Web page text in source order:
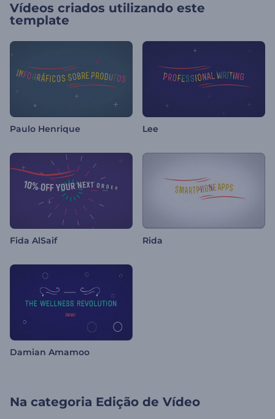
Vídeos criados utilizando este
template
Paulo Henrique Lee
Fida AlSaif Rida
Damian Amamoo
Na categoria Edição de Vídeo